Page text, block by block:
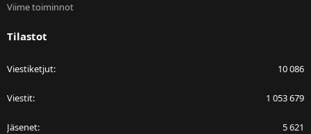
Viime toiminnot
Tilastot
Viestiketjut 10 086
Viestit 1 053 679
Jäsenet 5 621